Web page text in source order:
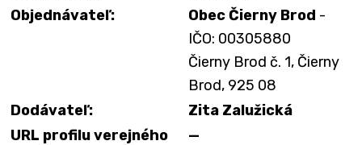
Objednávateľ:
Obec Čierny Brod -
IČO: 00305880
Čierny Brod č. 1, Čierny
Brod, 925 08
Dodávateľ:
Zita Zalužická
URL profilu verejného
—